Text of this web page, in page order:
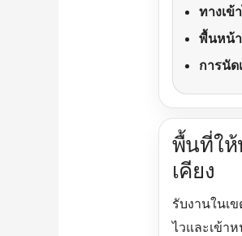
ทางเข้
พื้นหน้
การนัด
พื้นที่ให้
เคียง
รับงานในเ
ไวและเข้า